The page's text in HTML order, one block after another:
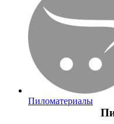
Пиломатериалы